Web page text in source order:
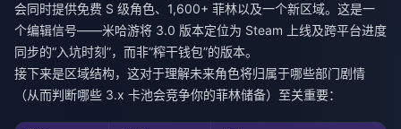
会同时提供免费 S 级角色、1,600+ 菲林以及一个新区域。这是一
个编辑信号——米哈游将 3.0 版本定位为 Steam 上线及跨平台进度
同步的“入坑时刻”，而非“榨干钱包”的版本。
接下来是区域结构，这对于理解未来角色将归属于哪些部门剧情
（从而判断哪些 3.x 卡池会竞争你的菲林储备）至关重要：